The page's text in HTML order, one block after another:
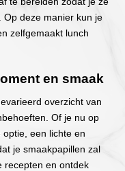
Op deze manier kun je
zelfgemaakt lunch
en smaak
overzicht van
Of je nu op
een lichte en
je smaakpapillen zal
recepten en ontdek